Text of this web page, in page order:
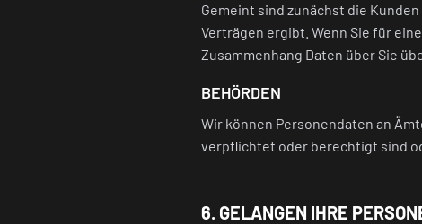
Gemeint sind zunächst die
Verträgen ergibt. Wenn Sie für
Zusammenhang Daten über Sie
BEHÖRDEN
Wir können Personendaten an
verpflichtet oder berechtigt sind
6. GELANGEN IHRE